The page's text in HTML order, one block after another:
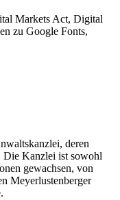
Markets Act, Digital
zu Google Fonts,
deren
Die Kanzlei ist sowohl
gewachsen, von
Meyerlustenberger